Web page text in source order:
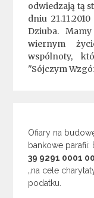
odwiedzają tą
dniu
Dziuba.
wiernym
wspólnoty,
"Sójczym
Ofiary na
bankowe parafii:
39 9291 0001
„na cele
podatku.